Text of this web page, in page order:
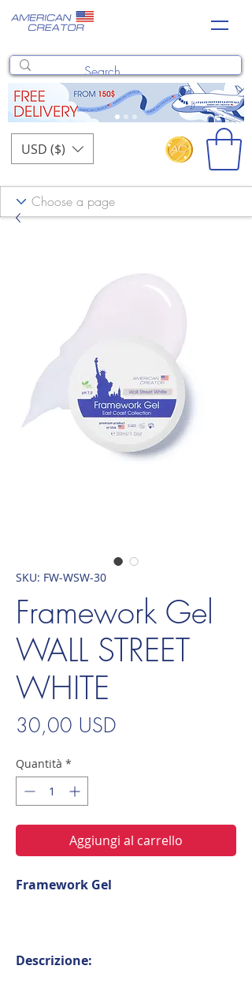
USD ($)
SKU: FW-WSW-30
Framework Gel
WALL STREET
WHITE
30,00 USDPrezzo
Quantità *
Aggiungi al carrello
Framework Gel
Descrizione: